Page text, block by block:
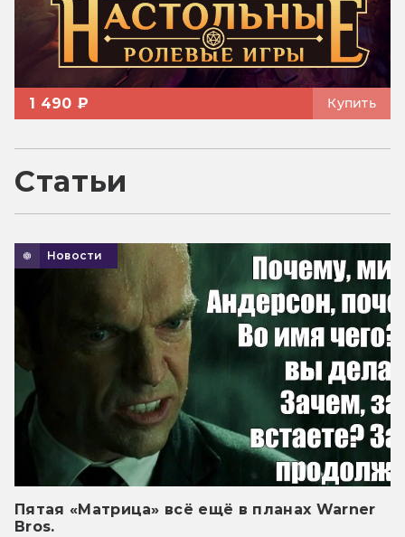
1 490 ₽ Купить
Статьи
Новости
Пятая «Матрица» всё ещё в планах Warner
Bros.